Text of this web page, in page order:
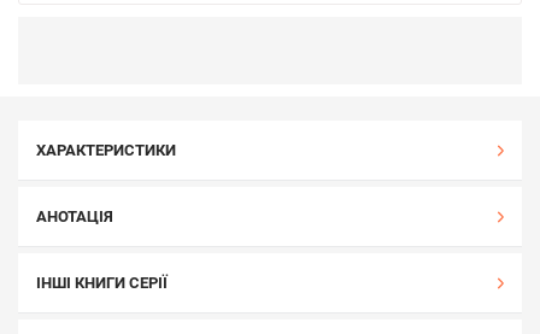
ХАРАКТЕРИСТИКИ
АНОТАЦІЯ
ІНШІ КНИГИ СЕРІЇ